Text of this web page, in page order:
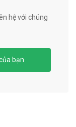
hệ với chúng
bạn